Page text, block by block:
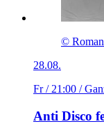
©
28.08.
Fr / 21:00 /
Anti Disco